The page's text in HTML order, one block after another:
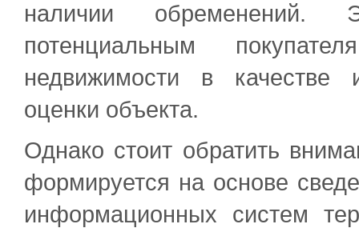
наличии обременений.
потенциальным
недвижимости в качестве
оценки объекта.
Однако стоит обратить
формируется на основе
информационных систем